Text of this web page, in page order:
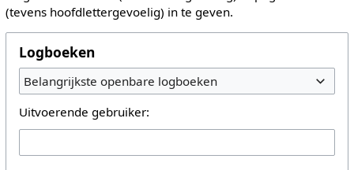
(tevens hoofdlettergevoelig) in te geven.
Logboeken
Belangrijkste openbare logboeken
Uitvoerende gebruiker: